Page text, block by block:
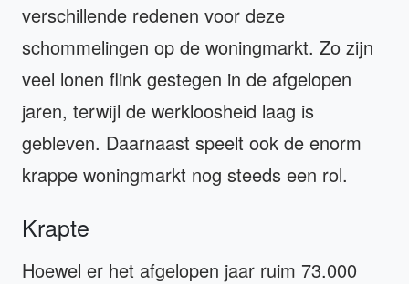
verschillende redenen voor deze
schommelingen op de woningmarkt. Zo zijn
veel lonen flink gestegen in de afgelopen
jaren, terwijl de werkloosheid laag is
gebleven. Daarnaast speelt ook de enorm
krappe woningmarkt nog steeds een rol.
Krapte
Hoewel er het afgelopen jaar ruim 73.000